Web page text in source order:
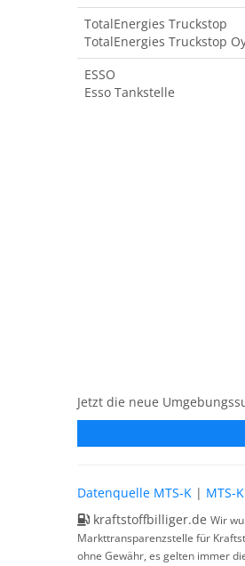
TotalEnergies Truckstop
TotalEnergies Truckstop
ESSO
Esso Tankstelle
Jetzt die neue
Datenquelle MTS-K | MTS-
kraftstoffbilliger.de Wir
Markttransparenzstelle für
ohne Gewähr, es gelten immer